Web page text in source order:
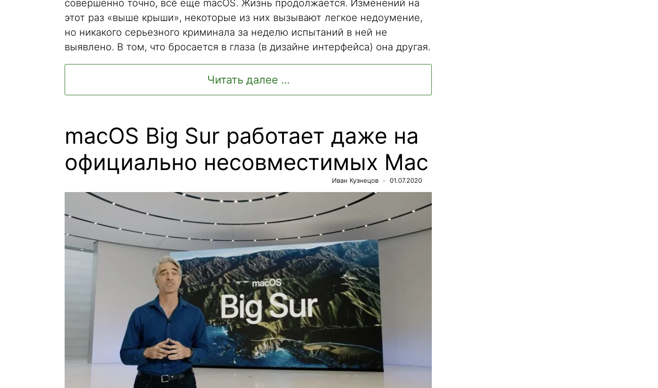
совершенно точно, всё еще macOS. Жизнь продолжается. Изменений на
этот раз «выше крыши», некоторые из них вызывают легкое недоумение,
но никакого серьезного криминала за неделю испытаний в ней не
выявлено. В том, что бросается в глаза (в дизайне интерфейса) она другая.
Читать далее ...
macOS Big Sur работает даже на
официально несовместимых Mac
Иван Кузнецов 01.07.2020